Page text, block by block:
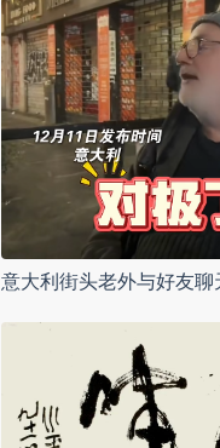
意大利街头老外与好友聊